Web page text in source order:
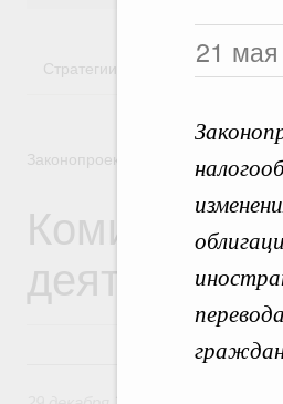
21
Стратегии
Законопроектная деятельность
Комиссия
29